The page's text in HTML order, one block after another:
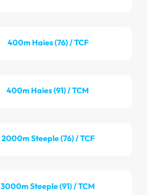
400m Haies (76) / TCF
400m Haies (91) / TCM
2000m Steeple (76) / TCF
3000m Steeple (91) / TCM